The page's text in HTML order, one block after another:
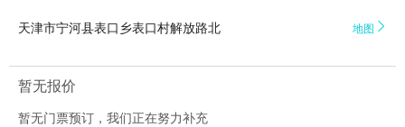
天津市宁河县表口乡表口村解放路北 地图 
暂无报价
暂无门票预订，我们正在努力补充